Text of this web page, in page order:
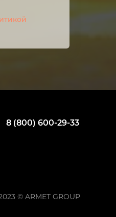
© ARMET GROUP
8 (800) 600-29-33